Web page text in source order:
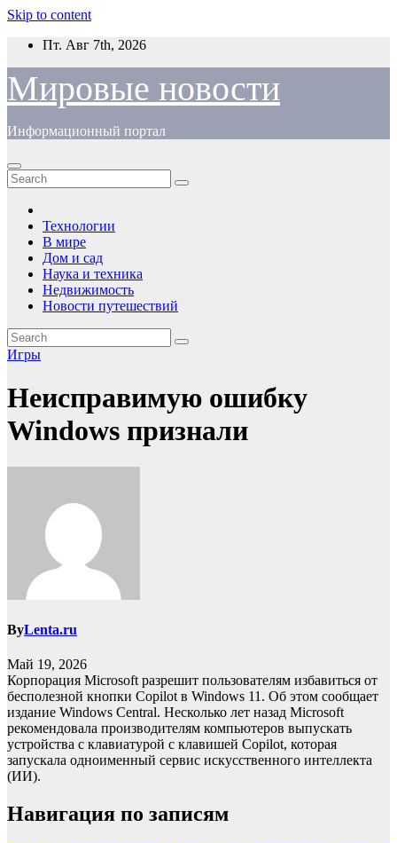
Skip to content
Пт. Авг 7th, 2026
Мировые новости
Информационный портал
Технологии
В мире
Дом и сад
Наука и техника
Недвижимость
Новости путешествий
Игры
Неисправимую ошибку
Windows признали
ByLenta.ru
Май 19, 2026
Корпорация Microsoft разрешит пользователям избавиться от
бесполезной кнопки Copilot в Windows 11. Об этом сообщает
издание Windows Central. Несколько лет назад Microsoft
рекомендовала производителям компьютеров выпускать
устройства с клавиатурой с клавишей Copilot, которая
запускала одноименный сервис искусственного интеллекта
(ИИ).
Навигация по записям